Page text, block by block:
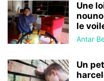
Une
le
Antar
Un